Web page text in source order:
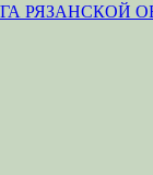
РЯЗАНСКОЙ